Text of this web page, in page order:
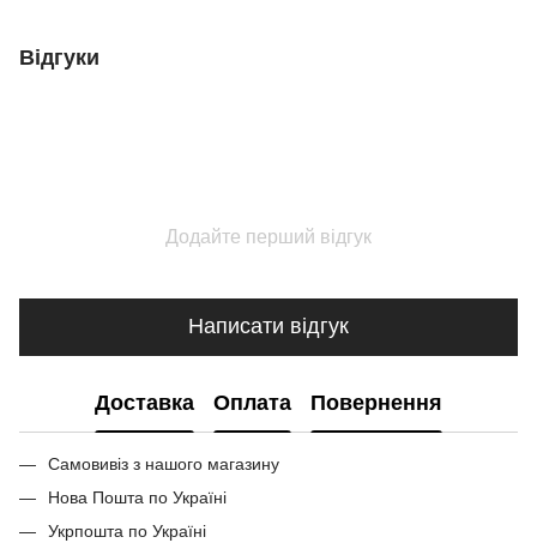
Відгуки
Додайте перший відгук
Написати відгук
Доставка Оплата Повернення
Самовивіз з нашого магазину
Нова Пошта по Україні
Укрпошта по Україні